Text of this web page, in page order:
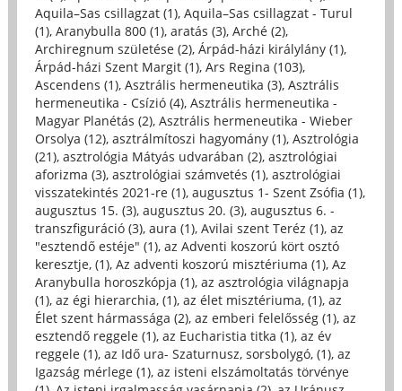
Aquila–Sas csillagzat (1), Aquila–Sas csillagzat - Turul
(1), Aranybulla 800 (1), aratás (3), Arché (2),
Archiregnum születése (2), Árpád-házi királylány (1),
Árpád-házi Szent Margit (1), Ars Regina (103),
Ascendens (1), Asztrális hermeneutika (3), Asztrális
hermeneutika - Csízió (4), Asztrális hermeneutika -
Magyar Planétás (2), Asztrális hermeneutika - Wieber
Orsolya (12), asztrálmítoszi hagyomány (1), Asztrológia
(21), asztrológia Mátyás udvarában (2), asztrológiai
aforizma (3), asztrológiai számvetés (1), asztrológiai
visszatekintés 2021-re (1), augusztus 1- Szent Zsófia (1),
augusztus 15. (3), augusztus 20. (3), augusztus 6. -
transzfiguráció (3), aura (1), Avilai szent Teréz (1), az
"esztendő estéje" (1), az Adventi koszorú kört osztó
keresztje, (1), Az adventi koszorú misztériuma (1), Az
Aranybulla horoszkópja (1), az asztrológia világnapja
(1), az égi hierarchia, (1), az élet misztériuma, (1), az
Élet szent hármassága (2), az emberi felelősség (1), az
esztendő reggele (1), az Eucharistia titka (1), az év
reggele (1), az Idő ura- Szaturnusz, sorsbolygó, (1), az
Igazság mérlege (1), az isteni elszámoltatás törvénye